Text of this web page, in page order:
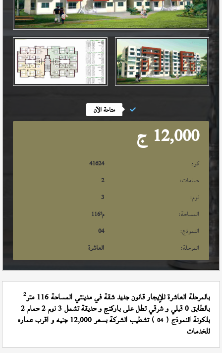
متاحة الآن
12,000 ج
كود
41624
حمامات:
2
نوم:
3
المساحة:
116م²
النموذج:
04
المرحلة:
العاشرة
بالمرحلة العاشرة للإيجار قانون جديد شقة في مدينتي المساحة 116 متر 2
بالطابق 0 قبلي و شرقي تطل على باركنج و حديقة تشمل 3 نوم 2 حمام 2
بلكونة النموذج (04 ) تشطيب الشركة بسعر 12,000 جنيه و اقرب عماره
للخدمات